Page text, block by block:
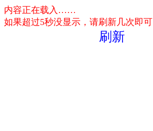
内容正在载入……
如果超过5秒没显示，请刷新几次即可
刷新